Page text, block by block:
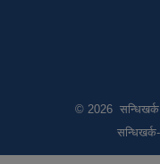
© 2026 सन्धिखर्क